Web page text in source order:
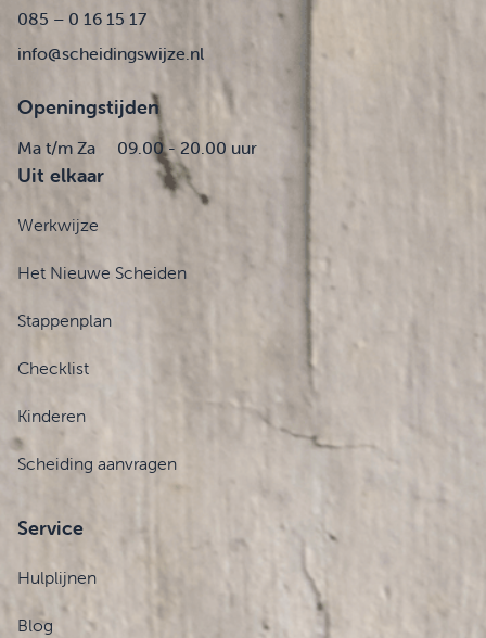
085 – 0 16 15 17
info@scheidingswijze.nl
Openingstijden
Ma t/m Za 09.00 - 20.00 uur
Uit elkaar
Werkwijze
Het Nieuwe Scheiden
Stappenplan
Checklist
Kinderen
Scheiding aanvragen
Service
Hulplijnen
Blog